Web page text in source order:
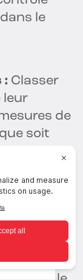
le
: Classer
leur
de
soit
French